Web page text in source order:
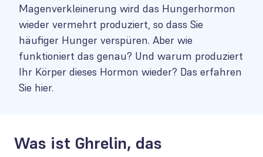
Magenverkleinerung wird das Hungerhormon
wieder vermehrt produziert, so dass Sie
häufiger Hunger verspüren. Aber wie
funktioniert das genau? Und warum produziert
Ihr Körper dieses Hormon wieder? Das erfahren
Sie hier.
Was ist Ghrelin, das